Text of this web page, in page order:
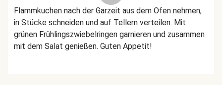
Flammkuchen nach der Garzeit aus dem Ofen nehmen,
in Stücke schneiden und auf Tellern verteilen. Mit
grünen Frühlingszwiebelringen garnieren und zusammen
mit dem Salat genießen. Guten Appetit!